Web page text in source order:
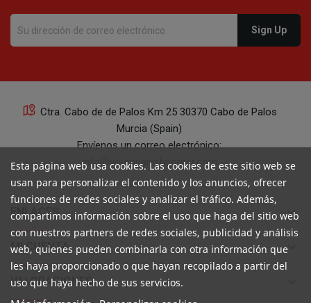
Ctra. Cabo de de Palos Km 25 30370 Cabo de Palos
Murcia (Spain)
Envíenos un correo electrónico:
info@yourspanishcorner.com
+34 647 29 98 21 de 9 a 14:30
ENLACES keyboard_arrow_down
MI CUENTA keyboard_arrow_down
VALORACIONES
Esta página web usa cookies. Las cookies de este sitio web se
usan para personalizar el contenido y los anuncios, ofrecer
funciones de redes sociales y analizar el tráfico. Además,
compartimos información sobre el uso que haga del sitio web
con nuestros partners de redes sociales, publicidad y análisis
web, quienes pueden combinarla con otra información que
les haya proporcionado o que hayan recopilado a partir del
uso que haya hecho de sus servicios.